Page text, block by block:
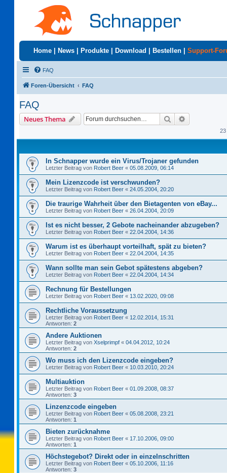
Home News Produkte Download Bestellen Support-
FAQ
Foren-Übersicht FAQ
FAQ
Neues Thema Suche
23
In Schnapper wurde ein Virus/Trojaner gefunden
Letzter Beitrag von Robert Beer « 05.08.2009, 06:14
Mein Lizenzcode ist verschwunden?
Letzter Beitrag von Robert Beer « 24.05.2004, 20:20
Die traurige Wahrheit über den Bietagenten von eBay...
Letzter Beitrag von Robert Beer « 26.04.2004, 20:09
Ist es nicht besser, 2 Gebote nacheinander abzugeben?
Letzter Beitrag von Robert Beer « 22.04.2004, 14:36
Warum ist es überhaupt vorteilhaft, spät zu bieten?
Letzter Beitrag von Robert Beer « 22.04.2004, 14:35
Wann sollte man sein Gebot spätestens abgeben?
Letzter Beitrag von Robert Beer « 22.04.2004, 14:34
Rechnung für Bestellungen
Letzter Beitrag von Robert Beer « 13.02.2020, 09:08
Rechtliche Voraussetzung
Letzter Beitrag von Robert Beer « 12.02.2014, 15:31
Antworten: 2
Andere Auktionen
Letzter Beitrag von Xselprimpf « 04.04.2012, 10:24
Antworten: 2
Wo muss ich den Lizenzcode eingeben?
Letzter Beitrag von Robert Beer « 10.03.2010, 20:24
Multiauktion
Letzter Beitrag von Robert Beer « 01.09.2008, 08:37
Antworten: 3
Linzenzcode eingeben
Letzter Beitrag von Robert Beer « 05.08.2008, 23:21
Antworten: 1
Bieten zurücknahme
Letzter Beitrag von Robert Beer « 17.10.2006, 09:00
Antworten: 1
Höchstegebot? Direkt oder in einzelnschritten
Letzter Beitrag von Robert Beer « 05.10.2006, 11:16
Antworten: 3